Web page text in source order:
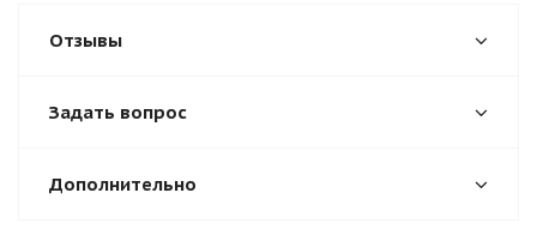
Отзывы
Задать вопрос
Дополнительно